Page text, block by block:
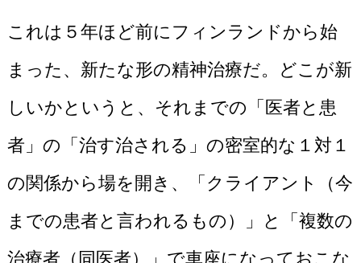
これは５年ほど前にフィンランドから始
まった、新たな形の精神治療だ。どこが新
しいかというと、それまでの「医者と患
者」の「治す治される」の密室的な１対１
の関係から場を開き、「クライアント（今
までの患者と言われるもの）」と「複数の
治療者（同医者）」で車座になっておこな